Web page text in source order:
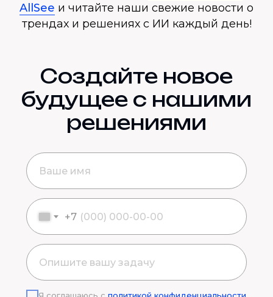
AllSee и читайте наши свежие новости о
трендах и решениях с ИИ каждый день!
Создайте новое
будущее с нашими
решениями
+7